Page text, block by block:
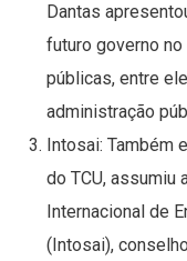
Dantas
futuro governo
públicas, entre
administração
Intosai: Também
do TCU, assumiu
Internacional de
(Intosai),